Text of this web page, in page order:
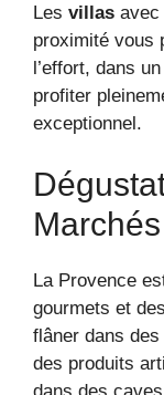
Les villas avec
proximité vous
l’effort, dans
profiter
exceptionnel.
La Provence
gourmets et
flâner dans
des produits